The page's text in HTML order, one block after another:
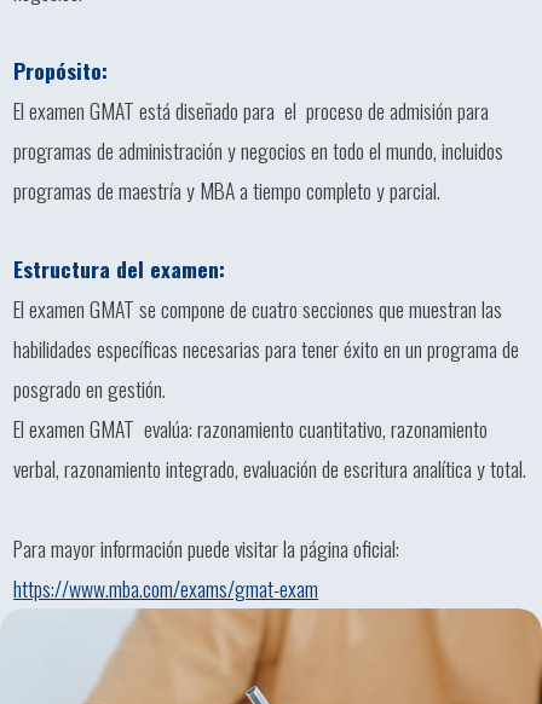
Propósito:
El examen GMAT está diseñado para el proceso de admisión para
programas de administración y negocios en todo el mundo, incluidos
programas de maestría y MBA a tiempo completo y parcial.
Estructura del examen:
El examen GMAT se compone de cuatro secciones que muestran las
habilidades específicas necesarias para tener éxito en un programa de
posgrado en gestión.
El examen GMAT evalúa: razonamiento cuantitativo, razonamiento
verbal, razonamiento integrado, evaluación de escritura analítica y total.
Para mayor información puede visitar la página oficial:
https://www.mba.com/exams/gmat-exam